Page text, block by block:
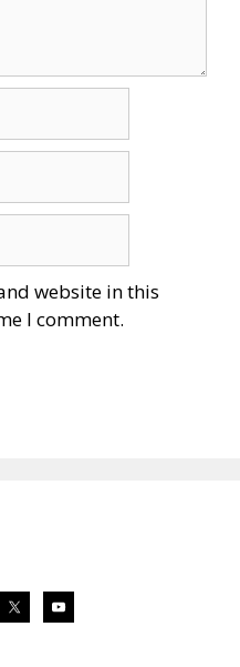
website in this
I comment.